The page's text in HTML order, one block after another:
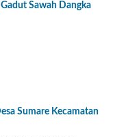
Sawah Dangka
Sumare Kecamatan